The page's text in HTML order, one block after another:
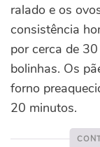
ralado e os
consistência
por cerca de
bolinhas. Os
forno
20 minutos.